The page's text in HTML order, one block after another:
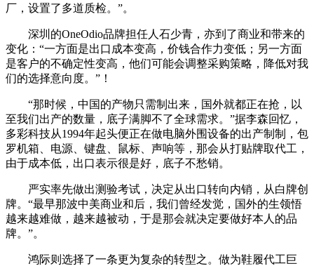
厂，设置了多道质检。”。
深圳的OneOdio品牌担任人石少青，亦到了商业和带来的
变化：“一方面是出口成本变高，价钱合作力变低；另一方面
是客户的不确定性变高，他们可能会调整采购策略，降低对我
们的选择意向度。”！
“那时候，中国的产物只需制出来，国外就都正在抢，以
至我们出产的数量，底子满脚不了全球需求。”据李森回忆，
多彩科技从1994年起头便正在做电脑外围设备的出产制制，包
罗机箱、电源、键盘、鼠标、声响等，那会从打贴牌取代工，
由于成本低，出口表示很是好，底子不愁销。
严实率先做出测验考试，决定从出口转向内销，从白牌创
牌。“最早那波中美商业和后，我们曾经发觉，国外的生领悟
越来越难做，越来越被动，于是那会就决定要做好本人的品
牌。”。
鸿际则选择了一条更为复杂的转型之。做为鞋履代工巨